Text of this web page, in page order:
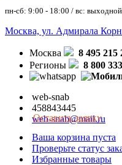
пн-сб: 9:00 - 18:00 / вс: выходной
Москва, ул. Адмирала
Москва
8 495 215
Регионы
8 800
web-snab
458843445
web-snab@mail.ru
Оставить заявку
Ваша корзина пуста
Проверьте статус
Избранные товары